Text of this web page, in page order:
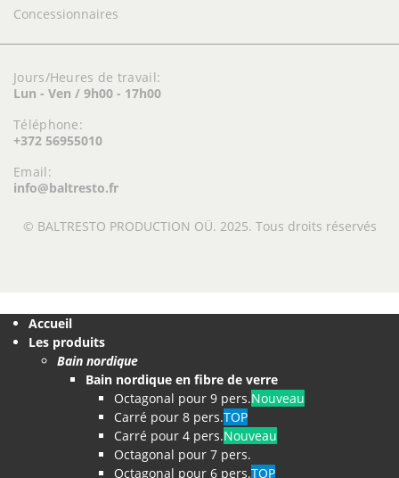
Concessionnaires
Jours/Heures de travail:
Lun - Ven / 9h00 - 17h00
Téléphone:
+372 56955010
Email:
info@baltresto.fr
© BALTRESTO PRODUCTION OÜ. 2025. Tous droits réservés
Accueil
Les produits
Bain nordique
Bain nordique en fibre de verre
Octagonal pour 9 pers.Nouveau
Carré pour 8 pers.TOP
Carré pour 4 pers.Nouveau
Octagonal pour 7 pers.
Octagonal pour 6 pers.TOP